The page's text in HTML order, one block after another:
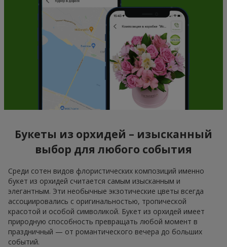
Букеты из орхидей – изысканный
выбор для любого события
Среди сотен видов флористических композиций именно
букет из орхидей считается самым изысканным и
элегантным. Эти необычные экзотические цветы всегда
ассоциировались с оригинальностью, тропической
красотой и особой символикой. Букет из орхидей имеет
природную способность превращать любой момент в
праздничный — от романтического вечера до больших
событий.